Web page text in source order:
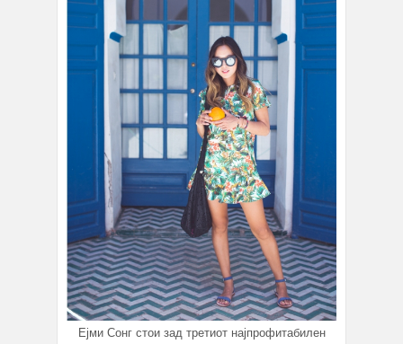
Ејми Сонг стои зад третиот најпрофитабилен